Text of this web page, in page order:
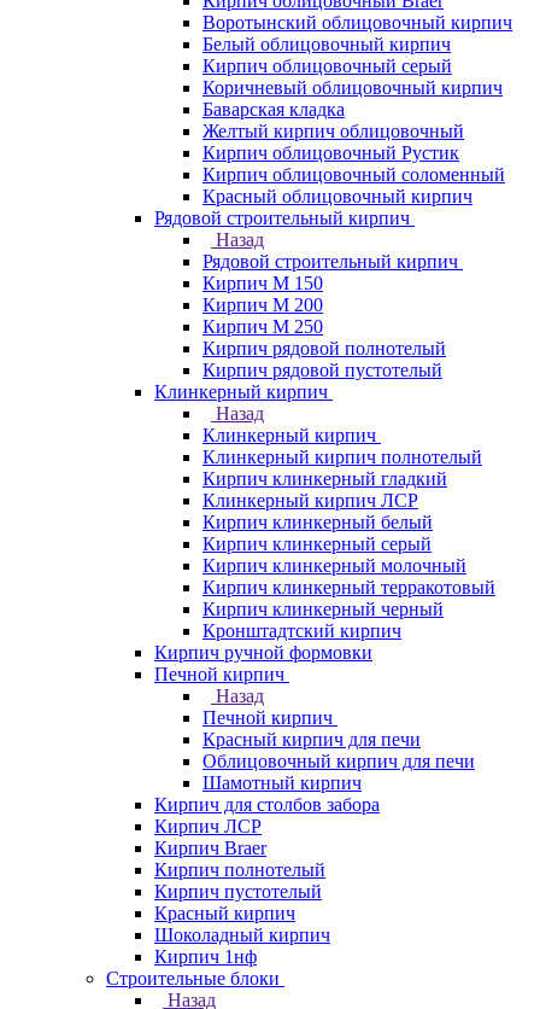
Воротынский облицовочный кирпич
Белый облицовочный кирпич
Кирпич облицовочный серый
Коричневый облицовочный кирпич
Баварская кладка
Желтый кирпич облицовочный
Кирпич облицовочный Рустик
Кирпич облицовочный соломенный
Красный облицовочный кирпич
Рядовой строительный кирпич
Назад
Рядовой строительный кирпич
Кирпич М 150
Кирпич М 200
Кирпич М 250
Кирпич рядовой полнотелый
Кирпич рядовой пустотелый
Клинкерный кирпич
Назад
Клинкерный кирпич
Клинкерный кирпич полнотелый
Кирпич клинкерный гладкий
Клинкерный кирпич ЛСР
Кирпич клинкерный белый
Кирпич клинкерный серый
Кирпич клинкерный молочный
Кирпич клинкерный терракотовый
Кирпич клинкерный черный
Кронштадтский кирпич
Кирпич ручной формовки
Печной кирпич
Назад
Печной кирпич
Красный кирпич для печи
Облицовочный кирпич для печи
Шамотный кирпич
Кирпич для столбов забора
Кирпич ЛСР
Кирпич Braer
Кирпич полнотелый
Кирпич пустотелый
Красный кирпич
Шоколадный кирпич
Кирпич 1нф
Строительные блоки
Назад